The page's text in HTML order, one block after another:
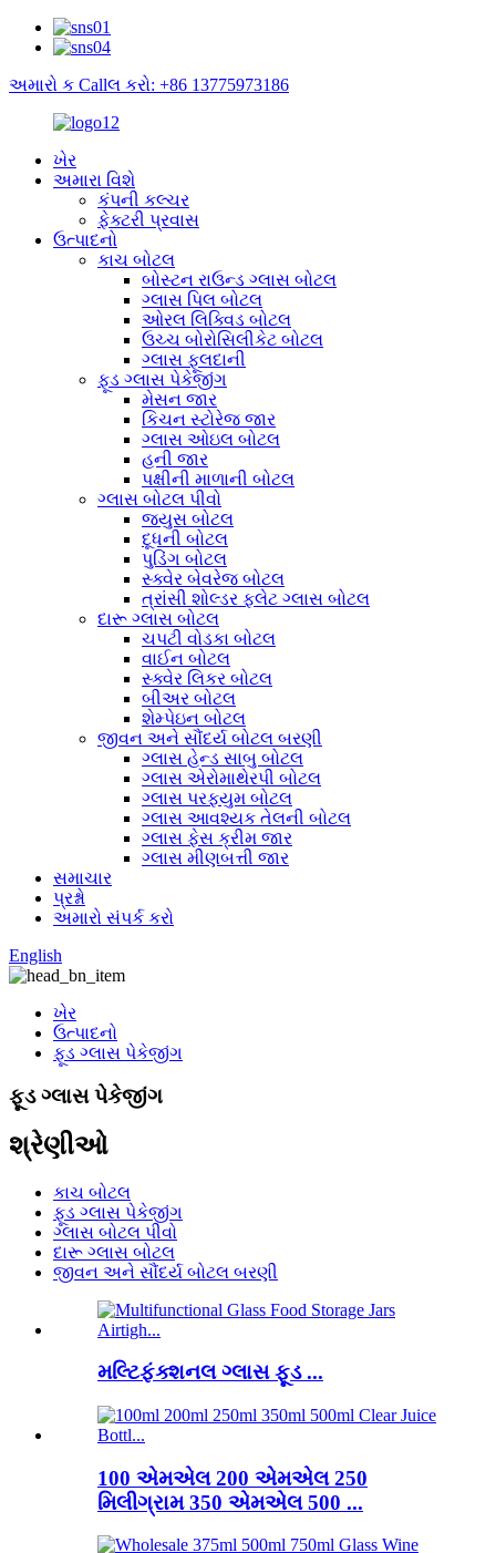
અમારો ક Callલ કરો: +86 13775973186
ખેર
અમારા વિશે
કંપની કલ્ચર
ફેક્ટરી પ્રવાસ
ઉત્પાદનો
કાચ બોટલ
બોસ્ટન રાઉન્ડ ગ્લાસ બોટલ
ગ્લાસ પિલ બોટલ
ઓરલ લિક્વિડ બોટલ
ઉચ્ચ બોરોસિલીકેટ બોટલ
ગ્લાસ ફૂલદાની
ફૂડ ગ્લાસ પેકેજીંગ
મેસન જાર
કિચન સ્ટોરેજ જાર
ગ્લાસ ઓઇલ બોટલ
હની જાર
પક્ષીની માળાની બોટલ
ગ્લાસ બોટલ પીવો
જ્યુસ બોટલ
દૂધની બોટલ
પુડિંગ બોટલ
સ્ક્વેર બેવરેજ બોટલ
ત્રાંસી શોલ્ડર ફ્લેટ ગ્લાસ બોટલ
દારૂ ગ્લાસ બોટલ
ચપટી વોડકા બોટલ
વાઈન બોટલ
સ્ક્વેર લિકર બોટલ
બીઅર બોટલ
શેમ્પેઇન બોટલ
જીવન અને સૌંદર્ય બોટલ બરણી
ગ્લાસ હેન્ડ સાબુ બોટલ
ગ્લાસ એરોમાથેરપી બોટલ
ગ્લાસ પરફ્યુમ બોટલ
ગ્લાસ આવશ્યક તેલની બોટલ
ગ્લાસ ફેસ ક્રીમ જાર
ગ્લાસ મીણબત્તી જાર
સમાચાર
પ્રશ્નો
અમારો સંપર્ક કરો
English
ખેર
ઉત્પાદનો
ફૂડ ગ્લાસ પેકેજીંગ
ફૂડ ગ્લાસ પેકેજીંગ
શ્રેણીઓ
કાચ બોટલ
ફૂડ ગ્લાસ પેકેજીંગ
ગ્લાસ બોટલ પીવો
દારૂ ગ્લાસ બોટલ
જીવન અને સૌંદર્ય બોટલ બરણી
મલ્ટિફંક્શનલ ગ્લાસ ફૂડ ...
100 એમએલ 200 એમએલ 250
મિલીગ્રામ 350 એમએલ 500 ...